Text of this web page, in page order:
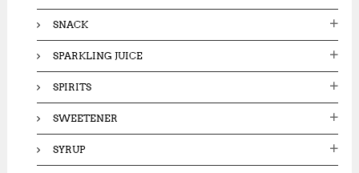
SNACK
SPARKLING JUICE
SPIRITS
SWEETENER
SYRUP